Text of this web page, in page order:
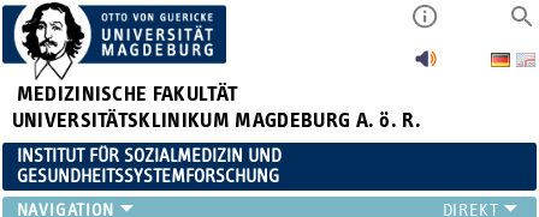
MEDIZINISCHE FAKULTÄT
UNIVERSITÄTSKLINIKUM MAGDEBURG A. ö. R.
INSTITUT FÜR SOZIALMEDIZIN UND
GESUNDHEITSSYSTEMFORSCHUNG